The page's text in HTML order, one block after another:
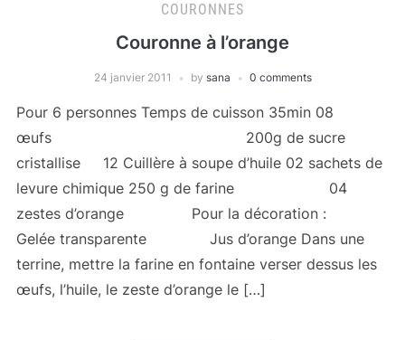
COURONNES
Couronne à l’orange
24 janvier 2011 by sana 0 comments
Pour 6 personnes Temps de cuisson 35min 08
œufs 200g de sucre
cristallise 12 Cuillère à soupe d’huile 02 sachets de
levure chimique 250 g de farine 04
zestes d’orange Pour la décoration :
Gelée transparente Jus d’orange Dans une
terrine, mettre la farine en fontaine verser dessus les
œufs, l’huile, le zeste d’orange le […]